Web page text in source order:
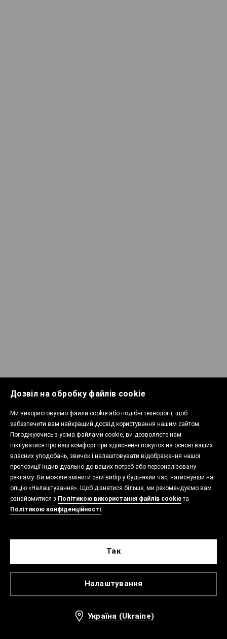
Дозвіл на обробку файлів cookie
Ми використовуємо файли cookie або подібні технології, щоб
забезпечити вам найкращий досвід користування нашим сайтом.
Погоджуючись з усіма файлами cookie, ви дозволяєте нам
піклуватися про ваш комфорт при здійсненні покупок на основі ваших
власних уподобань, звичок і налаштовувати відображення нашої
пропозиції індивідуально до ваших потреб або персоналізовану
рекламу. Ви можете змінити свій вибір у будь-який час, натиснувши на
опцію «Налаштування». Щоб дізнатися більше, ми рекомендуємо вам
ознайомитися з Політикою використання файлів cookieта
Політикою конфіденційності.
Налаштування
Так
Україна (Ukraine)